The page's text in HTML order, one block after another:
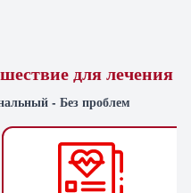
для лечения
- Без проблем